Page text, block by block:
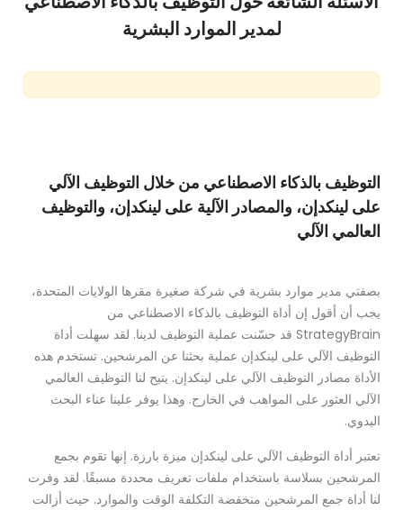
لمدير الموارد البشرية
التوظيف بالذكاء الاصطناعي من خلال التوظيف الآلي
على لينكدإن، والمصادر الآلية على لينكدإن، والتوظيف
العالمي الآلي
بصفتي مدير موارد بشرية في شركة صغيرة مقرها الولايات المتحدة،
يجب أن أقول إن أداة التوظيف بالذكاء الاصطناعي من
StrategyBrain قد حسّنت عملية التوظيف لدينا. لقد سهلت أداة
التوظيف الآلي على لينكدإن عملية بحثنا عن المرشحين. تستخدم هذه
الأداة مصادر التوظيف الآلي على لينكدإن. يتيح لنا التوظيف العالمي
الآلي العثور على المواهب في الخارج. وهذا يوفر علينا عناء البحث
اليدوي.
تعتبر أداة التوظيف الآلي على لينكدإن ميزة بارزة. إنها تقوم بجمع
المرشحين بسلاسة باستخدام ملفات تعريف محددة مسبقًا. لقد وفرت
لنا أداة جمع المرشحين منخفضة التكلفة الوقت والموارد. حيث أزالت